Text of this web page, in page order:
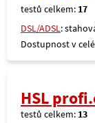
testů celkem: 17
DSL/ADSL:
Dostupnost v
HSL
testů celkem: 13